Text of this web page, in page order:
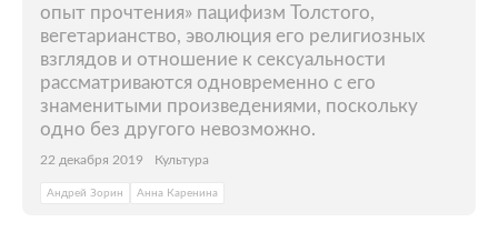
опыт прочтения» пацифизм Толстого,
вегетарианство, эволюция его религиозных
взглядов и отношение к сексуальности
рассматриваются одновременно с его
знаменитыми произведениями, поскольку
одно без другого невозможно.
22 декабря 2019 Культура
Андрей Зорин Анна Каренина